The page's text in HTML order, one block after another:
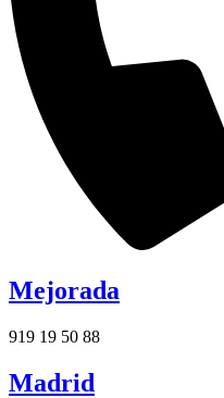
Mejorada
919 19 50 88
Madrid